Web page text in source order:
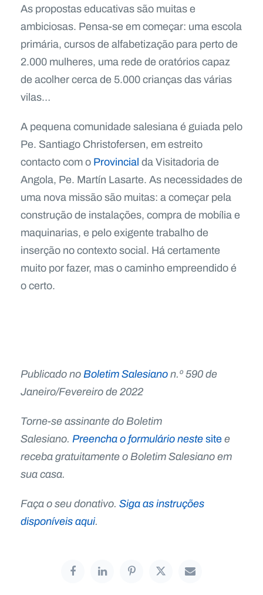
As propostas educativas são muitas e
ambiciosas. Pensa-se em começar: uma escola
primária, cursos de alfabetização para perto de
2.000 mulheres, uma rede de oratórios capaz
de acolher cerca de 5.000 crianças das várias
vilas…
A pequena comunidade salesiana é guiada pelo
Pe. Santiago Christofersen, em estreito
contacto com oProvincialda Visitadoria de
Angola, Pe. Martín Lasarte. As necessidades de
uma nova missão são muitas: a começar pela
construção de instalações, compra de mobília e
maquinarias, e pelo exigente trabalho de
inserção no contexto social. Há certamente
muito por fazer, mas o caminho empreendido é
o certo.
Publicado noBoletim Salesianon.º 590 de
Janeiro/Fevereiro de 2022
Torne-se assinante do Boletim
Salesiano. Preencha o formulário nestesitee
receba gratuitamente o Boletim Salesiano em
sua casa.
Faça o seu donativo. Siga as instruções
disponíveis aqui.